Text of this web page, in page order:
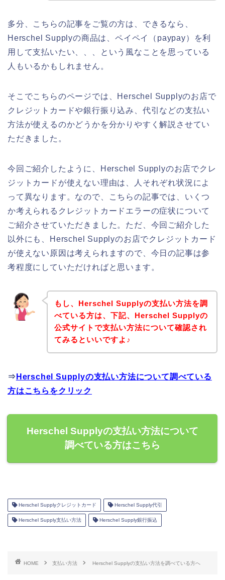
多分、こちらの記事をご覧の方は、できるなら、
Herschel Supplyの商品は、ペイペイ（paypay）を利
用して支払いたい、、、という風なことを思っている
人もいるかもしれません。
そこでこちらのページでは、Herschel Supplyのお店で
クレジットカードや銀行振り込み、代引などの支払い
方法が使えるのかどうかを分かりやすく解説させてい
ただきました。
今回ご紹介したように、Herschel Supplyのお店でクレ
ジットカードが使えない理由は、人それぞれ状況によ
って異なります。なので、こちらの記事では、いくつ
か考えられるクレジットカードエラーの症状について
ご紹介させていただきました。ただ、今回ご紹介した
以外にも、Herschel Supplyのお店でクレジットカード
が使えない原因は考えられますので、今日の記事は参
考程度にしていただければと思います。
もし、Herschel Supplyの支払い方法を調
べている方は、下記、Herschel Supplyの
公式サイトで支払い方法について確認され
てみるといいですよ♪
⇒ Herschel Supplyの支払い方法について調べている
方はこちらをクリック
Herschel Supplyの支払い方法について
調べている方はこちら
Herschel Supplyクレジットカード Herschel Supply代引
Herschel Supply支払い方法 Herschel Supply銀行振込
HOME 支払い方法 Herschel Supplyの支払い方法を調べている方へ